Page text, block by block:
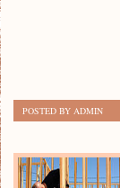
POSTED BY ADMIN